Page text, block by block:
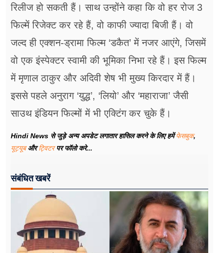
रिलीज हो सकती हैं। साथ उन्होंने कहा कि वो हर रोज 3
फिल्में रिजेक्ट कर रहे हैं, वो काफी ज्यादा बिजी हैं। वो
जल्द ही एक्शन-ड्रामा फिल्म ‘डकैत’ में नजर आएंगे, जिसमें
वो एक इंस्पेक्टर स्वामी की भूमिका निभा रहे हैं। इस फिल्म
में मृणाल ठाकुर और अदिवी शेष भी मुख्य किरदार में हैं।
इससे पहले अनुराग ‘युद्ध’, ‘लियो’ और ‘महाराजा’ जैसी
साउथ इंडियन फिल्मों में भी एक्टिंग कर चुके हैं।
Hindi News से जुड़े अन्य अपडेट लगातार हासिल करने के लिए हमेंफेसबुक,
यूट्यूबऔरट्विटरपर फॉलो करे...
संबंधित खबरें